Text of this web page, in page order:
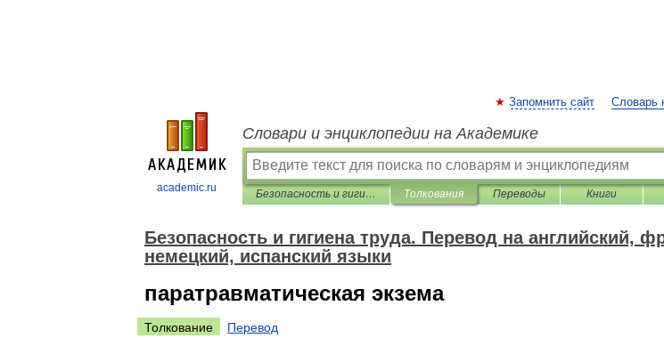
academic.ru
Запомнить сайт Словарь
Словари и энциклопедии на Академике
Безопасность и гигиена труда. Перевод на английский, французский, немецкий, испанский языки Толкования Переводы Книги
Безопасность и гигиена труда. Перевод на английский,
немецкий, испанский языки
паратравматическая экзема
Толкование
Перевод